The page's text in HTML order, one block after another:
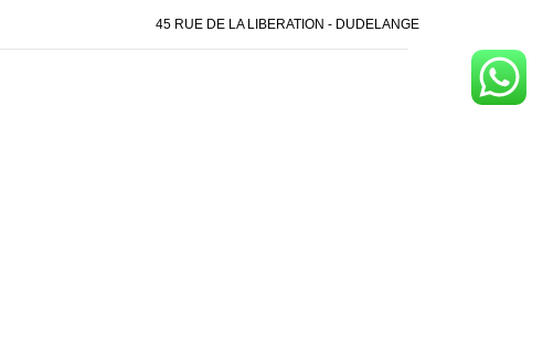
45 RUE DE LA LIBERATION - DUDELANGE